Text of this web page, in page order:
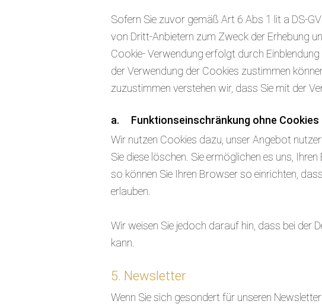
Sofern Sie zuvor gemäß Art 6 Abs 1 lit a DS-
von Dritt-Anbietern zum Zweck der Erhebung
Cookie- Verwendung erfolgt durch
der Verwendung der Cookies zustimmen
zuzustimmen verstehen wir, dass Sie mit der
a. Funktionseinschränkung ohne Cookies
Wir nutzen Cookies dazu, unser Angebot
Sie diese löschen. Sie ermöglichen es uns,
so können Sie Ihren Browser so einrichten,
erlauben.
Wir weisen Sie jedoch darauf hin, dass bei der
kann.
5. Newsletter
Wenn Sie sich gesondert für unseren